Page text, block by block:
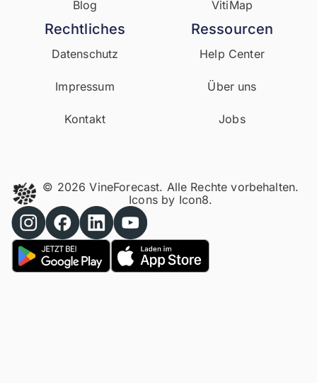
Blog VitiMap
Rechtliches
Datenschutz
Impressum
Kontakt
Ressourcen
Help Center
Über uns
Jobs
© 2026 VineForecast. Alle Rechte vorbehalten.
Icons by Icon8.